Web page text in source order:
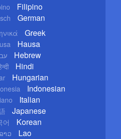
Filipino
German
Greek
Hausa
Hebrew
Hindi
Hungarian
Indonesian
Italian
Japanese
어 Korean
າວ Lao